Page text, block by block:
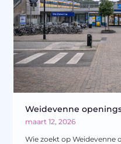
Weidevenne
maart 12, 2026
Wie zoekt op Weidevenne